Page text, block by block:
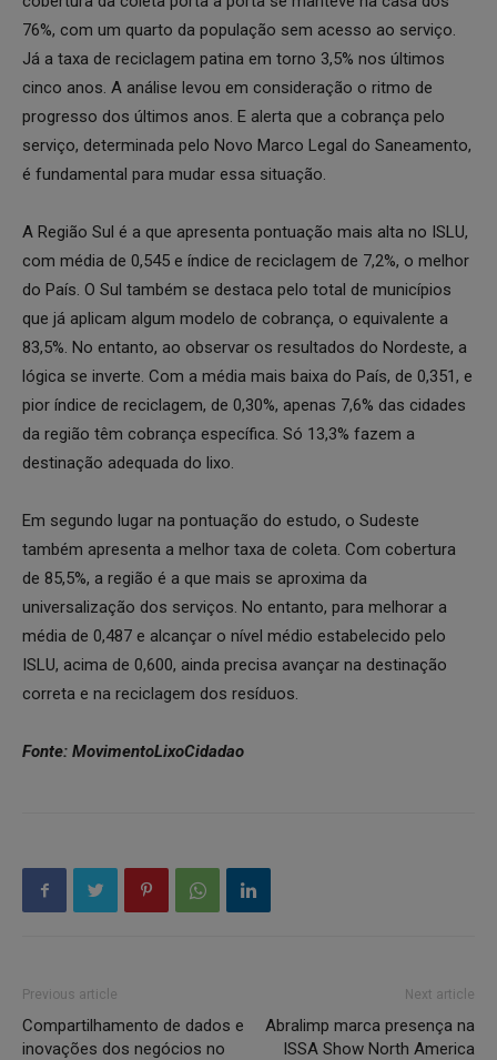
76%, com um quarto da população sem acesso ao serviço.
Já a taxa de reciclagem patina em torno 3,5% nos últimos
cinco anos. A análise levou em consideração o ritmo de
progresso dos últimos anos. E alerta que a cobrança pelo
serviço, determinada pelo Novo Marco Legal do Saneamento,
é fundamental para mudar essa situação.
A Região Sul é a que apresenta pontuação mais alta no ISLU,
com média de 0,545 e índice de reciclagem de 7,2%, o melhor
do País. O Sul também se destaca pelo total de municípios
que já aplicam algum modelo de cobrança, o equivalente a
83,5%. No entanto, ao observar os resultados do Nordeste, a
lógica se inverte. Com a média mais baixa do País, de 0,351, e
pior índice de reciclagem, de 0,30%, apenas 7,6% das cidades
da região têm cobrança específica. Só 13,3% fazem a
destinação adequada do lixo.
Em segundo lugar na pontuação do estudo, o Sudeste
também apresenta a melhor taxa de coleta. Com cobertura
de 85,5%, a região é a que mais se aproxima da
universalização dos serviços. No entanto, para melhorar a
média de 0,487 e alcançar o nível médio estabelecido pelo
ISLU, acima de 0,600, ainda precisa avançar na destinação
correta e na reciclagem dos resíduos.
Fonte: MovimentoLixoCidadao
Previous article
Compartilhamento de dados e
inovações dos negócios no
Next article
Abralimp marca presença na
ISSA Show North America